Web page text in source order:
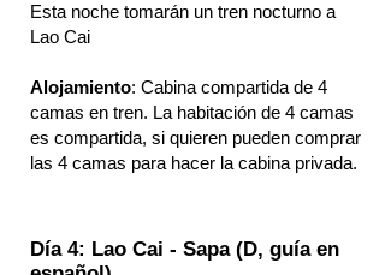
Esta noche tomarán un tren nocturno a
Lao Cai
Alojamiento: Cabina compartida de 4
camas en tren. La habitación de 4 camas
es compartida, si quieren pueden comprar
las 4 camas para hacer la cabina privada.
Día 4: Lao Cai - Sapa (D, guía en